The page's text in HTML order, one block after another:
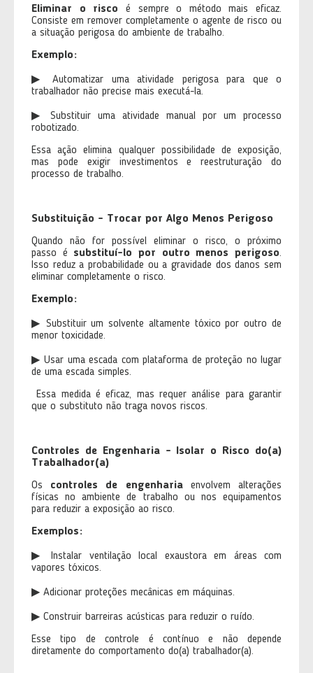
Eliminar o risco é sempre o método mais eficaz.
Consiste em remover completamente o agente de risco ou
a situação perigosa do ambiente de trabalho.
Exemplo:
▶ Automatizar uma atividade perigosa para que o
trabalhador não precise mais executá-la.
▶ Substituir uma atividade manual por um processo
robotizado.
Essa ação elimina qualquer possibilidade de exposição,
mas pode exigir investimentos e reestruturação do
processo de trabalho.
Substituição - Trocar por Algo Menos Perigoso
Quando não for possível eliminar o risco, o próximo
passo é substituí-lo por outro menos perigoso.
Isso reduz a probabilidade ou a gravidade dos danos sem
eliminar completamente o risco.
Exemplo:
▶ Substituir um solvente altamente tóxico por outro de
menor toxicidade.
▶ Usar uma escada com plataforma de proteção no lugar
de uma escada simples.
Essa medida é eficaz, mas requer análise para garantir
que o substituto não traga novos riscos.
Controles de Engenharia - Isolar o Risco do(a)
Trabalhador(a)
Os controles de engenhariaenvolvem alterações
físicas no ambiente de trabalho ou nos equipamentos
para reduzir a exposição ao risco.
Exemplos:
▶ Instalar ventilação local exaustora em áreas com
vapores tóxicos.
▶ Adicionar proteções mecânicas em máquinas.
▶ Construir barreiras acústicas para reduzir o ruído.
Esse tipo de controle é contínuo e não depende
diretamente do comportamento do(a) trabalhador(a).